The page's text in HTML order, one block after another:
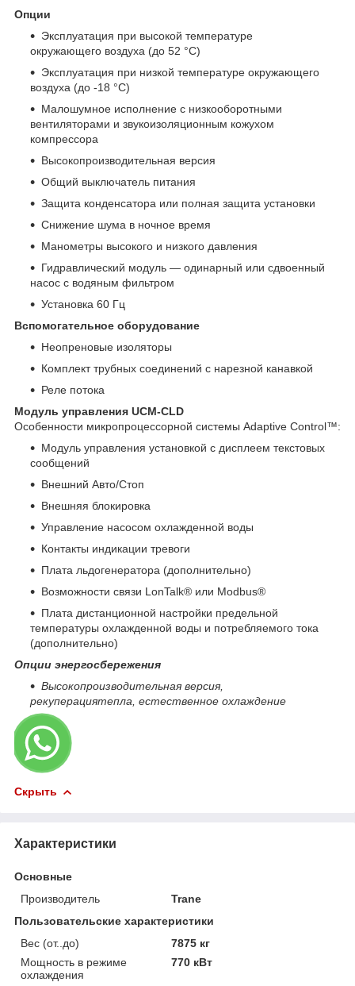
Опции
Эксплуатация при высокой температуре
окружающего воздуха (до 52 °C)
Эксплуатация при низкой температуре окружающего
воздуха (до -18 °C)
Малошумное исполнение с низкооборотными
вентиляторами и звукоизоляционным кожухом
компрессора
Высокопроизводительная версия
Общий выключатель питания
Защита конденсатора или полная защита установки
Снижение шума в ночное время
Манометры высокого и низкого давления
Гидравлический модуль — одинарный или сдвоенный
насос с водяным фильтром
Установка 60 Гц
Вспомогательное оборудование
Неопреновые изоляторы
Комплект трубных соединений с нарезной канавкой
Реле потока
Модуль управления UCM-CLD
Особенности микропроцессорной системы Adaptive Control™:
Модуль управления установкой с дисплеем текстовых
сообщений
Внешний Авто/Стоп
Внешняя блокировка
Управление насосом охлажденной воды
Контакты индикации тревоги
Плата льдогенератора (дополнительно)
Возможности связи LonTalk® или Modbus®
Плата дистанционной настройки предельной
температуры охлажденной воды и потребляемого тока
(дополнительно)
Опции энергосбережения
Высокопроизводительная версия,
рекуперациятепла, естественное охлаждение
Скрыть
Характеристики
Основные
Производитель
Trane
Пользовательские характеристики
Вес (от..до)
7875 кг
Мощность в режиме
охлаждения
770 кВт